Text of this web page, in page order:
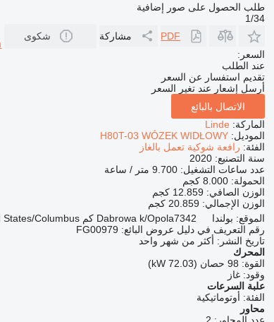
طلب الحصول على صور إضافية
1/34
PDF
مشاركة شكوى
السعر:
عند الطلب
تقديم استفسار عن السعر
أرسل إشعار عند تغير السعر
الاتصال بالبائع
الماركة: Linde
الموديل: H80T-03 WÓZEK WIDŁOWY
الفئة: رافعة شوكية تعمل بالغاز
سنة التصنيع: 2020
عدد ساعات التشغيل: 9.700 متر / ساعة
الحمولة: 8.000 كجم
الوزن الصافي: 12.859 كجم
الوزن الإجمالي: 20.859 كجم
الموقع: بولندا Dabrowa k/Opola7342 كم to "United States/Columbus"
رقم التعريف في دليل عروض البائع: FG00979
تاريخ النشر: أكثر من شهر واحد
المحرك
القوة: 98 حصان (72.03 kW)
وقود: غاز
علبة السرعات
الفئة: أوتوماتيكية
محاور